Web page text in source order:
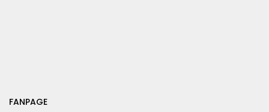
FANPAGE